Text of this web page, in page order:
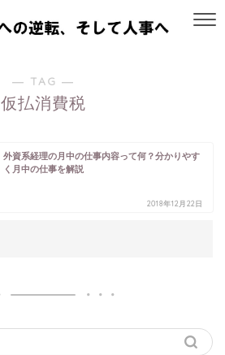
― TAG ―
仮払消費税
外資系経理の月中の仕事内容って何？分かりやす
く月中の仕事を解説
2018年12月22日